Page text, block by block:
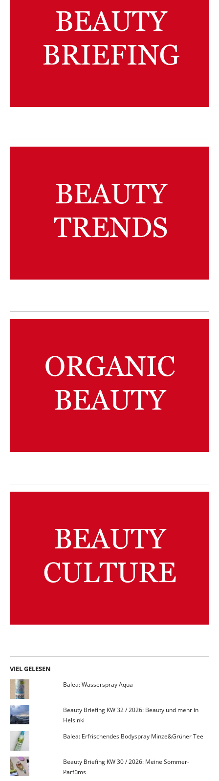
VIEL GELESEN
Balea: Wasserspray Aqua
Beauty Briefing KW 32 / 2026: Beauty und mehr in
Helsinki
Balea: Erfrischendes Bodyspray Minze&Grüner Tee
Beauty Briefing KW 30 / 2026: Meine Sommer-
Parfüms